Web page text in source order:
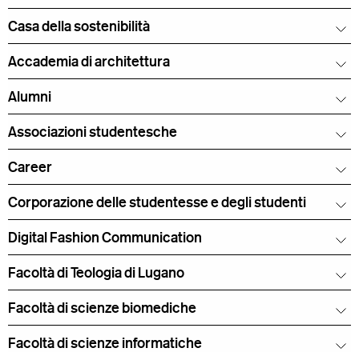
Casa della sostenibilità
Accademia di architettura
Alumni
Associazioni studentesche
Career
Corporazione delle studentesse e degli studenti
Digital Fashion Communication
Facoltà di Teologia di Lugano
Facoltà di scienze biomediche
Facoltà di scienze informatiche